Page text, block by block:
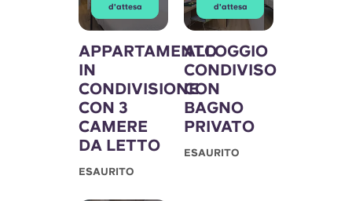
d'attesa
APPARTAMENTO
IN
CONDIVISIONE
CON 3
CAMERE
DA LETTO
ESAURITO
d'attesa
ALLOGGIO
CONDIVISO
CON
BAGNO
PRIVATO
ESAURITO